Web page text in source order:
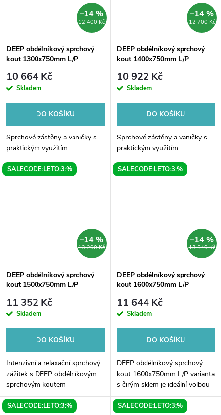
12 400 Kč
–14 %
DEEP obdélníkový sprchový
kout 1300x750mm L/P
10 664 Kč
Skladem
DO KOŠÍKU
Sprchové zástěny a vaničky s
praktickým využitím
12 700 Kč
–14 %
DEEP obdélníkový sprchový
kout 1400x750mm L/P
10 922 Kč
Skladem
DO KOŠÍKU
Sprchové zástěny a vaničky s
praktickým využitím
SALECODE:LETO:3:%
13 200 Kč
–14 %
DEEP obdélníkový sprchový
kout 1500x750mm L/P
11 352 Kč
Skladem
DO KOŠÍKU
Intenzivní a relaxační sprchový
zážitek s DEEP obdélníkovým
sprchovým koutem
1500x750mm L/P varianta.
Tento moderně designovaný
SALECODE:LETO:3:%
13 540 Kč
–14 %
DEEP obdélníkový sprchový
kout 1600x750mm L/P
11 644 Kč
Skladem
DO KOŠÍKU
DEEP obdélníkový sprchový
kout 1600x750mm L/P varianta
s čirým sklem je ideální volbou
pro každou moderní koupelnu!
Tento luxusní sprchový kout
SALECODE:LETO:3:% SALECODE:LETO:3:%